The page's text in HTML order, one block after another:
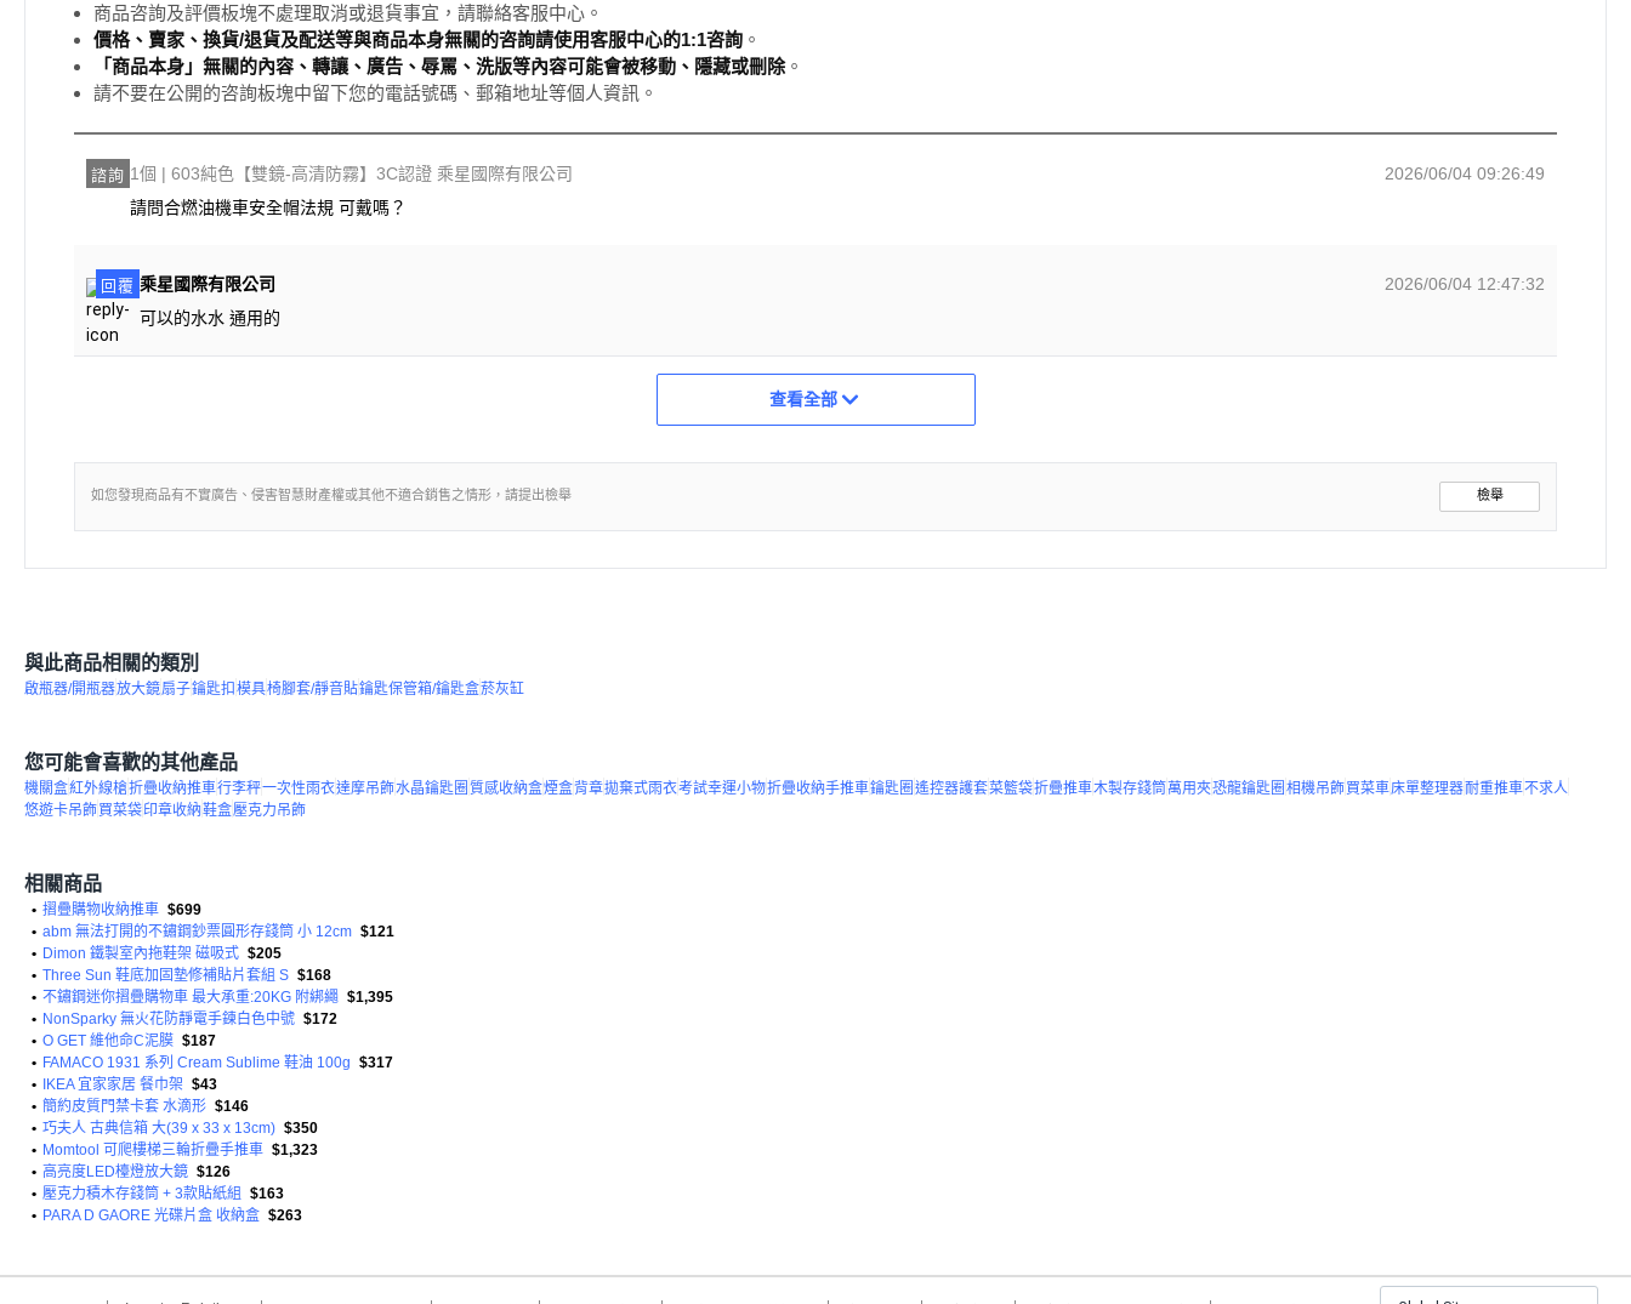
商品咨詢及評價板塊不處理取消或退貨事宜，請聯絡客服中心。
價格、賣家、換貨/退貨及配送等與商品本身無關的咨詢請使用客服中心的1:1咨詢 。
「商品本身」無關的內容、轉讓、廣告、辱罵、洗版等內容可能會被移動、隱藏或刪除。
請不要在公開的咨詢板塊中留下您的電話號碼、郵箱地址等個人資訊。
諮詢 1個 | 603純色【雙鏡-高清防霧】3C認證 乘星國際有限公司
2026/06/04 09:26:49
請問合燃油機車安全帽法規 可戴嗎？
回覆 乘星國際有限公司
2026/06/04 12:47:32
可以的水水 通用的
查看全部
如您發現商品有不實廣告、侵害智慧財產權或其他不適合銷售之情形，請提出檢舉 檢舉
與此商品相關的類別
啟瓶器/開瓶器放大鏡扇子鑰匙扣 模具椅腳套/靜音貼鑰匙保管箱/鑰匙盒菸灰缸
您可能會喜歡的其他產品
機關盒紅外線槍折疊收納推車行李秤一次性雨衣達摩吊飾水晶鑰匙圈 質感收納盒煙盒背章拋棄式雨衣考試幸運小物折疊收納手推車鑰匙圈 遙控器護套菜籃袋折疊推車木製存錢筒萬用夾恐龍鑰匙圈 相機吊飾買菜車床單整理器耐重推車不求人
悠遊卡吊飾買菜袋印章收納鞋盒壓克力吊飾
相關商品
• 摺疊購物收納推車 $699
• abm 無法打開的不鏽鋼鈔票圓形存錢筒 小 12cm $121
• Dimon 鐵製室內拖鞋架 磁吸式 $205
• Three Sun 鞋底加固墊修補貼片套組 S $168
• 不鏽鋼迷你摺疊購物車 最大承重:20KG 附綁繩 $1,395
• NonSparky 無火花防靜電手鍊白色中號 $172
• O GET 維他命C泥膜 $187
• FAMACO 1931 系列 Cream Sublime 鞋油 100g $317
• IKEA 宜家家居 餐巾架 $43
• 簡約皮質門禁卡套 水滴形 $146
• 巧夫人 古典信箱 大(39 x 33 x 13cm) $350
• Momtool 可爬樓梯三輪折疊手推車 $1,323
• 高亮度LED檯燈放大鏡 $126
• 壓克力積木存錢筒 + 3款貼紙組
$163
• PARA D GAORE 光碟片盒 收納盒 $263